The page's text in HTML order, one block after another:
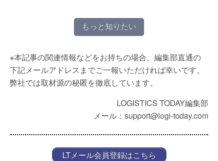
もっと知りたい
※本記事の関連情報などをお持ちの場合、編集部直通の
下記メールアドレスまでご一報いただければ幸いです。
弊社では取材源の秘匿を徹底しています。
LOGISTICS TODAY編集部
メール：support@logi-today.com
LTメール会員登録はこちら